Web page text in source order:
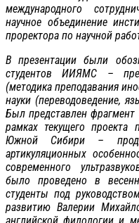
международного
научное объединение
проректора по научной
В презентации были
студентов ИИЯМС –
(методика преподавания
науки (переводоведение,
Был представлен фрагмент
рамках текущего проекта
Южной Сибири –
артикуляционных
современного
было проведено в
студенты под
развитию Валерии
английской филологии и